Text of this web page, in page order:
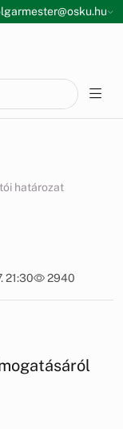
határozat
21:30 2940